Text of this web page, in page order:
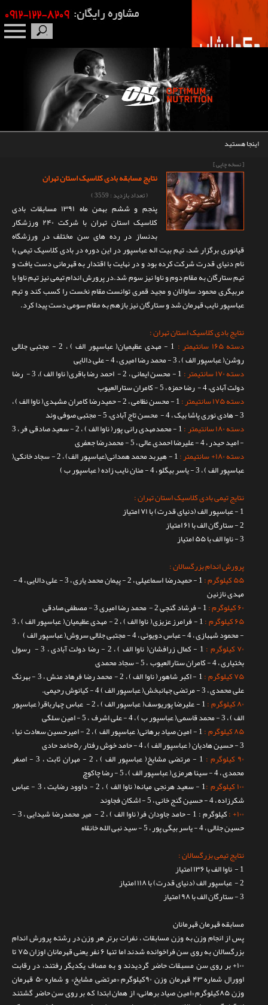
تماس با ما
اینجا هستید
[ نسخه چاپی ]
نتایج مسابقه بادی کلاسیک استان تهران
( تعداد بازدید : 3559 )
پنجم و ششم بهمن ماه ۱۳۹۱ مسابقات بادی
کلاسیک استان تهران با شرکت ۲۴۰ ورزشکار
بدنساز در رده های سن مختلف در ورزشگاه
قیانوری برگزار شد، تیم بیت اله عباسپور در این دوره در بادی کلاسیک تیمی با
نام دنیای قدرت شرکت کرده بود و در نهایت با اقتدار به قهرمانی دست یافت و
تیم ستارگان به مقام دوم و ناوا نیز سوم شد.در پرورش اندام تیمی نیز تیم ناوا با
مربیگری محمود ساوالان و مجید قمری توانست مقام نخست را کسب کند و تیم
عباسپور نایب قهرمان شد و ستارگان نیز بازهم به مقام سومی دست پیدا کرد.
نتایج بادی کلاسیک استان تهران :
دسته ۱۶۵ سانتیمتر :
1 - مهدی عظیمیان( عباسپور الف ) ، 2 - مجتبی جلالی
روشن( عباسپور الف ) ، 3 - محمد رضا امیری ، 4 - علی دالایی
دسته ۱۷۰ سانتیمتر :
1 - محسن ایمانی ، 2 - احمد رضا باقری( ناوا الف )، 3 - رضا
دولت آبادی، 4 - رضا حمزه ، 5 - کامران ستارالعیوب
دسته ۱۷۵ سانتیمتر :
1 - محسن نظامی ، 2 - حمیدرضا کامران مشهدی( ناوا الف ) ،
3 - هادی نوری پاشا بیک ، 4 - محسن تاج آبادی، 5 - مجتبی صوفی وند
دسته ۱۸۰ سانتیمتر :
1 - محمدمهدی رانی پور( ناوا الف ) ، 2 - سعید صادقی فر ، 3
- امید حیدر ، 4 - علیرضا احمدی عالی ، 5 - محمدرضا جعفری
دسته ۱۸۰+ سانتیمتر :
1 - هیربد محمد همدانی(عباسپور الف) ، 2 - سجاد خانکی(
عباسپور الف ) ، 3 - یاسر بیگلو ، 4 - منان نایب زاده ( عباسپور ب )
نتایج تیمی بادی کلاسیک استان تهران :
1 - عباسپور الف (دنیای قدرت) با ۷۱ امتیاز
2 - ستارگان الف با ۶۱ امتیاز
3 - ناوا الف با ۵۵ امتیاز
پرورش اندام بزرگسالان :
۵۵ کیلوگرم :
1 - حمیدرضا اسماعیلی ، 2 - پیمان محمد یاری ، 3 - علی دالایی ، 4 -
مهدی نازنین
۶۰ کیلوگرم :
۶۵ کیلوگرم :
1 - فرامرز عزیزی( ناوا الف ) ، 2 - مهدی عظیمیان( عباسپور الف ) ، 3
- محمود شهبازی ، 4 - عباس دویوئی ، 4 - مجتبی جلالی سروش( عباسپور الف )
۷۰ کیلوگرم :
1 - کمال زرافشان( ناوا الف ) ، 2 - رضا دولت آبادی ، 3 - رسول
بختیاری ، 4 - کامران ستارالعیوب ، 5 - سجاد محمدی
۷۵ کیلوگرم :
1 - اکبر شاهور( ناوا الف ) ، 2 - محمد رضا فرهاد منش ، 3 - بهرنگ
علی محمدی ، 3 - مرتضی جهانبخش( عباسپور الف ) 4 - کیانوش رحیمی.
۸۰ کیلوگرم :
1 - علیرضا پوریوسف( عباسپور الف ) ، 2 - عباس چهارباقر( عباسپور
الف ) ، 3 - محمد قاسمی( عباسپور ب ) ، 4 - علی اشرف ، 5 - امین سلگی
۸۵ کیلوگرم :
1 - امین صیاد برهانی( عباسپور الف ) ، 2 - امیرحسین سعادت نیا ،
3 - حسین هادیان ( عباسپور الف ) ، 4 - حامد خوش رفتار ۵٫حامد حادی
۹۰ کیلوگرم :
1 - مرتضی مشایخ( عباسپور الف ) ، 2 - مهران ثابت ، 3 - اصغر
محمدی ، 4 - سینا هرمزی( عباسپور الف ) ، 5 - رضا چاکوچ
۱۰۰ کیلوگرم :
1 - سعید هرنجی میانه( ناوا الف ) ، 2 - داوود رضایت ، 3 - عباس
شکرزاده ، 4 - حسین گنج خانی ، 5 - اشکان فجاوند
۱۰۰+ :
کیلوگرم : 1 - حامد جاودان فر( ناوا الف ) ، 2 - میر محمدرضا شیدایی ، 3 -
حسین جلالی ، 4 - یاسر بیگی پور ، 5 - سید نبی الله خانقاه
نتایج تیمی بزرگسالان :
1 - ناوا الف با ۱۳۶ امتیاز
2 - عباسپور الف (دنیای قدرت) با ۱۱۸ امتیاز
3 - ستارگان الف با ۹۸ امتیاز
مسابقه قهرمان قهرمانان
پس از انجام وزن به وزن مسابقات ، نفرات برتر هر وزن در رشته پرورش اندام
بزرگسالان به روی سن فراخوانده شدند اما تنها ۶ نفر یعنی قهرمانان اوزان ۷۵ تا
۱۰۰+ بر روی سن مسبقات حاضر گردیدند و به مصاف یکدیگر رفتند، در رقابت
اوورال شماره ۴۳ قهرمان وزن ۹۰کیلوگرم «مرتضی مشایخ» و شماره ۵۰ قهرمان
وزن ۸۵کیلوگرم «امین صیاد برهانی» از همان ابتدا که بر روی سن حاضر گشتند